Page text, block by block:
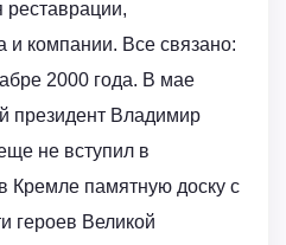
реставрации,
и компании. Все связано:
2000 года. В мае
президент Владимир
не вступил в
Кремле памятную доску с
героев Великой